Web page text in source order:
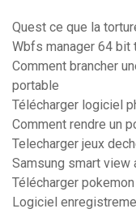
Quest ce que la
Wbfs manager 64 bit
Comment brancher
portable
Télécharger logiciel
Comment rendre un
Telecharger jeux
Samsung smart
Télécharger
Logiciel